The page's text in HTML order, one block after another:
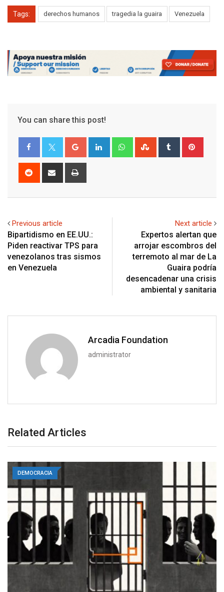
Tags: derechos humanos tragedia la guaira Venezuela
You can share this post!
Google+ LinkedIn WhatsappStumbleUpon
Tumblr
Reddit
Share
Previous article
Bipartidismo en EE.UU.:
Piden reactivar TPS para
venezolanos tras sismos
en Venezuela
Next article
Expertos alertan que
arrojar escombros del
terremoto al mar de La
Guaira podría
desencadenar una crisis
ambiental y sanitaria
Arcadia Foundation
administrator
Related Articles
DEMOCRACIA